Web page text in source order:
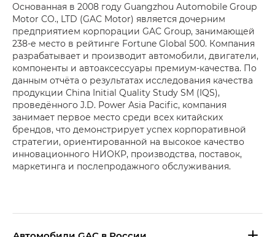
Основанная в 2008 году Guangzhou Automobile Group
Motor CO., LTD (GAC Motor) является дочерним
предприятием корпорации GAC Group, занимающей
238-е место в рейтинге Fortune Global 500. Компания
разрабатывает и производит автомобили, двигатели,
компоненты и автоаксессуары премиум-качества. По
данным отчёта о результатах исследования качества
продукции China Initial Quality Study SM (IQS),
проведённого J.D. Power Asia Pacific, компания
занимает первое место среди всех китайских
брендов, что демонстрирует успех корпоративной
стратегии, ориентированной на высокое качество
инновационного НИОКР, производства, поставок,
маркетинга и послепродажного обслуживания.